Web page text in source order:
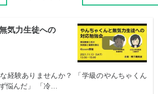
気力生徒への
経験ありませんか？ 「学級のやんちゃくん
悩んだ」 「冷…